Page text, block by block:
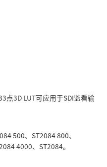
点3D LUT可应用于SDI监看输
500、ST2084 800、
4000、ST2084。